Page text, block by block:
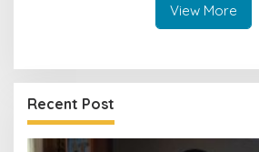
View More
Recent Post